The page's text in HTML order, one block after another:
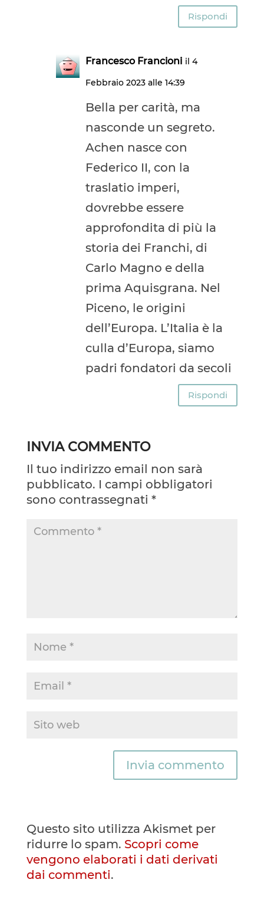
Rispondi
Francesco Francioni il 4
Febbraio 2023 alle 14:39
Bella per carità, ma
nasconde un segreto.
Achen nasce con
Federico II, con la
traslatio imperi,
dovrebbe essere
approfondita di più la
storia dei Franchi, di
Carlo Magno e della
prima Aquisgrana. Nel
Piceno, le origini
dell’Europa. L’Italia è la
culla d’Europa, siamo
padri fondatori da secoli
Rispondi
INVIA COMMENTO
Il tuo indirizzo email non sarà
pubblicato. I campi obbligatori
sono contrassegnati *
Questo sito utilizza Akismet per
ridurre lo spam. Scopri come
vengono elaborati i dati derivati
dai commenti.